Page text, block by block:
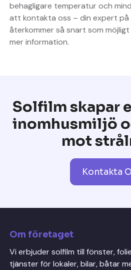
behagligare temperatur och
att kontakta oss – din expert på
återkommer så snart som
mer information.
Solfilm skapar
inomhusmiljö
mot
Kontakta
Om företaget
Vi erbjuder solfilm till fönster,
tjänster för lokaler, bilar, båtar